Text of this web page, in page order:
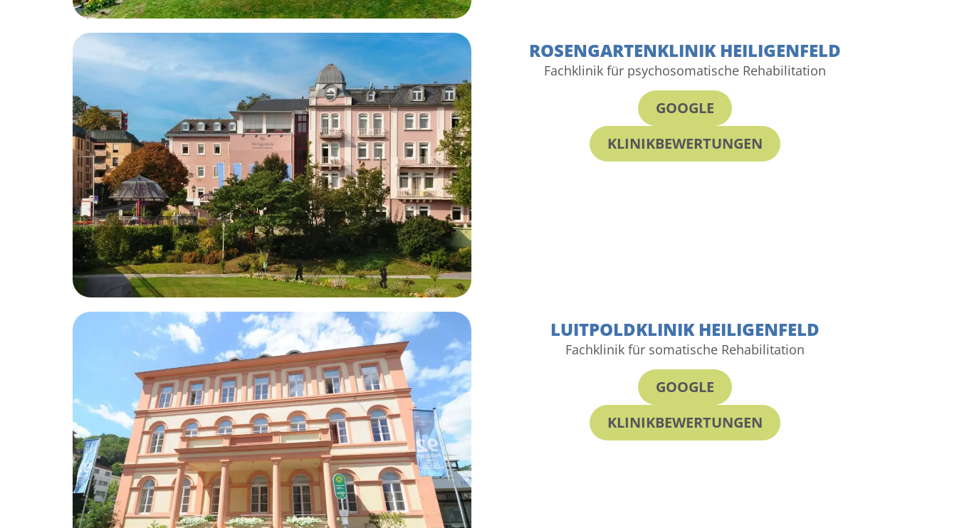
ROSENGARTENKLINIK HEILIGENFELD
Fachklinik für psychosomatische Rehabilitation
GOOGLE
KLINIKBEWERTUNGEN
LUITPOLDKLINIK HEILIGENFELD
Fachklinik für somatische Rehabilitation
GOOGLE
KLINIKBEWERTUNGEN